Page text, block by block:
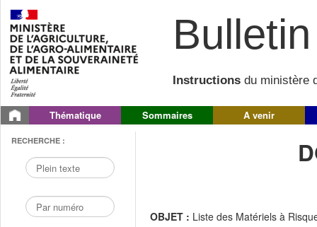
Instructions du ministère
Thématique Sommaires A venir
RECHERCHE :
OBJET : Liste des Matériels à